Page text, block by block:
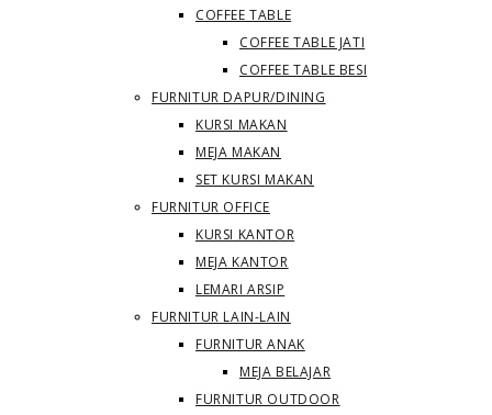
COFFEE TABLE
COFFEE TABLE JATI
COFFEE TABLE BESI
FURNITUR DAPUR/DINING
KURSI MAKAN
MEJA MAKAN
SET KURSI MAKAN
FURNITUR OFFICE
KURSI KANTOR
MEJA KANTOR
LEMARI ARSIP
FURNITUR LAIN-LAIN
FURNITUR ANAK
MEJA BELAJAR
FURNITUR OUTDOOR